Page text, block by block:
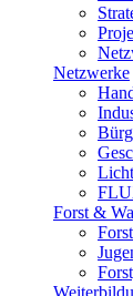
Netzwerke
Forst &